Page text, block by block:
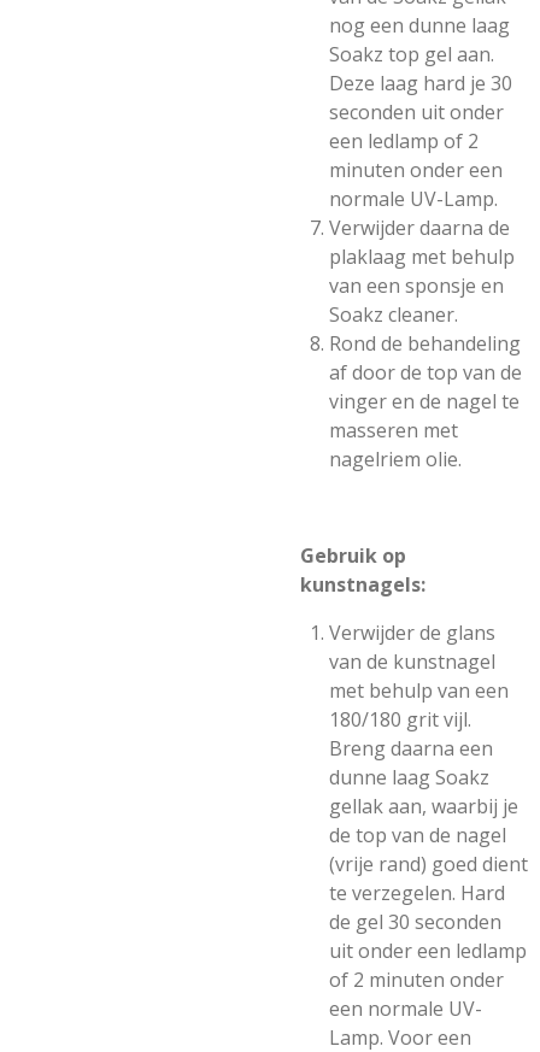
nog een dunne laag
Soakz top gel aan.
Deze laag hard je 30
seconden uit onder
een ledlamp of 2
minuten onder een
normale UV-Lamp.
Verwijder daarna de
plaklaag met behulp
van een sponsje en
Soakz cleaner.
Rond de behandeling
af door de top van de
vinger en de nagel te
masseren met
nagelriem olie.
Gebruik op
kunstnagels:
Verwijder de glans
van de kunstnagel
met behulp van een
180/180 grit vijl.
Breng daarna een
dunne laag Soakz
gellak aan, waarbij je
de top van de nagel
(vrije rand) goed dient
te verzegelen. Hard
de gel 30 seconden
uit onder een ledlamp
of 2 minuten onder
een normale UV-
Lamp. Voor een